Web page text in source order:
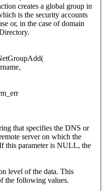
creates a global group in
is the security accounts
or, in the case of domain
that specifies the DNS or
server on which the
this parameter is NULL, the
level of the data. This
the following values.